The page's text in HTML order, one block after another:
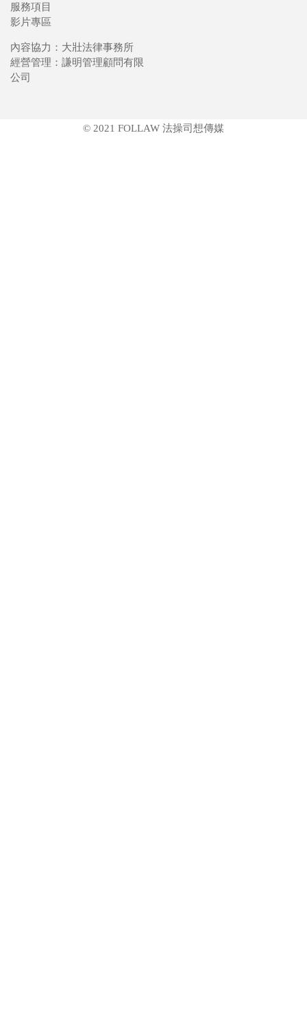
服務項目
影片專區
內容協力：大壯法律事務所
經營管理：謙明管理顧問有限
公司
© 2021 FOLLAW 法操司想傳媒